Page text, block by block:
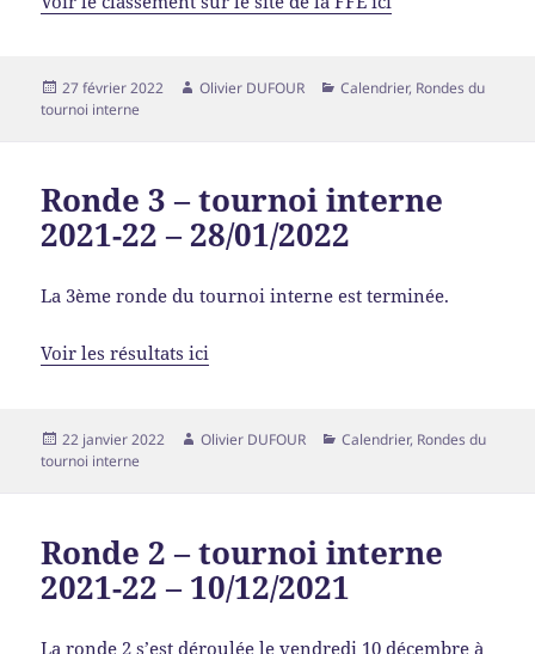
27 février 2022 Olivier DUFOUR Calendrier, Rondes du
tournoi interne
Ronde 3 – tournoi interne
2021-22 – 28/01/2022
La 3ème ronde du tournoi interne est terminée.
Voir les résultats ici
22 janvier 2022 Olivier DUFOUR Calendrier, Rondes du
tournoi interne
Ronde 2 – tournoi interne
2021-22 – 10/12/2021
La ronde 2 s’est déroulée le vendredi 10 décembre à